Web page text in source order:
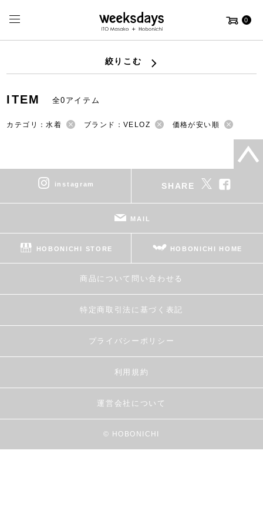
0
絞りこむ
ITEM 全0アイテム
カテゴリ：水着 ブランド：VELOZ 価格が安い順
instagram SHARE
MAIL
HOBONICHI STORE HOBONICHI HOME
商品について問い合わせる
特定商取引法に基づく表記
プライバシーポリシー
利用規約
運営会社について
© HOBONICHI